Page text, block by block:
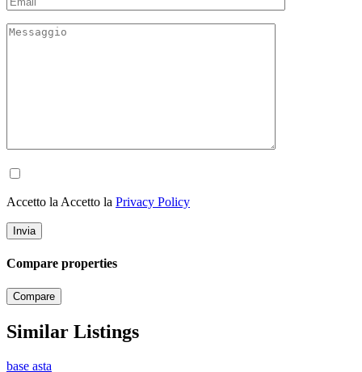
Accetto la Accetto la Privacy Policy
Compare properties
Compare
Similar Listings
base asta